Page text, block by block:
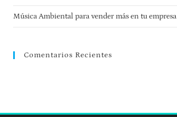
Música Ambiental para vender más en tu empresa
Comentarios Recientes